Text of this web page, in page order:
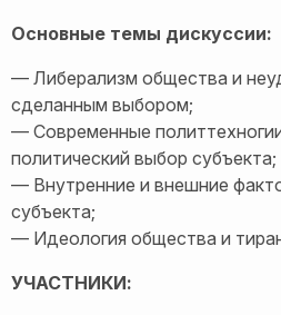
Основные темы дискуссии:
— Либерализм общества и
сделанным выбором;
— Современные
политический выбор субъекта;
— Внутренние и внешние
субъекта;
— Идеология общества и
УЧАСТНИКИ: